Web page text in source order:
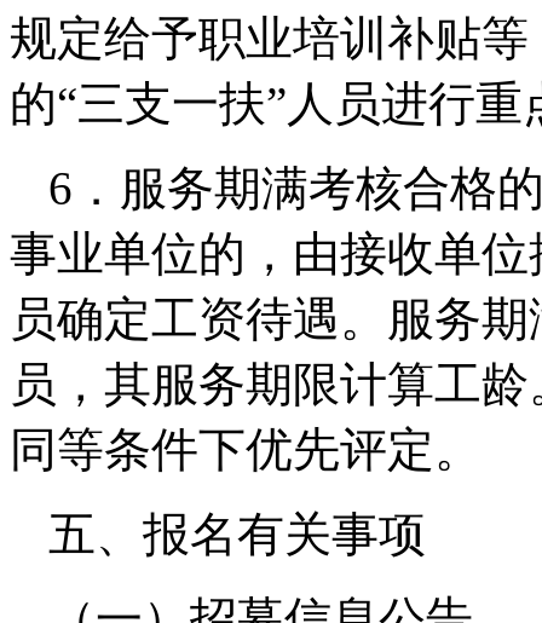
规定给予职业培训补贴
的“三支一扶”人员进行重
6．服务期满考核合格
事业单位的，由接收单
员确定工资待遇。服务
员，其服务期限计算工
同等条件下优先评定。
五、报名有关事项